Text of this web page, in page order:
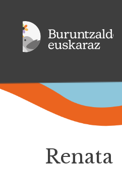
Renata